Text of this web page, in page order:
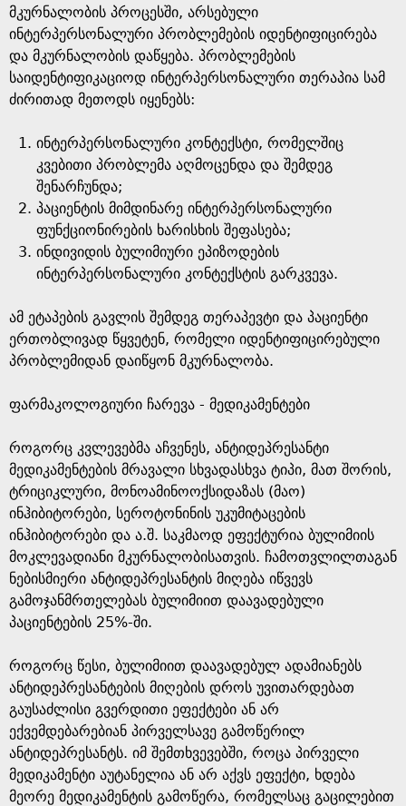
მკურნალობის პროცესში, არსებული
ინტერპერსონალური პრობლემების იდენტიფიცირება
და მკურნალობის დაწყება. პრობლემების
საიდენტიფიკაციოდ ინტერპერსონალური თერაპია სამ
ძირითად მეთოდს იყენებს:
ინტერპერსონალური კონტექსტი, რომელშიც
კვებითი პრობლემა აღმოცენდა და შემდეგ
შენარჩუნდა;
პაციენტის მიმდინარე ინტერპერსონალური
ფუნქციონირების ხარისხის შეფასება;
ინდივიდის ბულიმიური ეპიზოდების
ინტერპერსონალური კონტექსტის გარკვევა.
ამ ეტაპების გავლის შემდეგ თერაპევტი და პაციენტი
ერთობლივად წყვეტენ, რომელი იდენტიფიცირებული
პრობლემიდან დაიწყონ მკურნალობა.
ფარმაკოლოგიური ჩარევა - მედიკამენტები
როგორც კვლევებმა აჩვენეს, ანტიდეპრესანტი
მედიკამენტების მრავალი სხვადასხვა ტიპი, მათ შორის,
ტრიციკლური, მონოამინოოქსიდაზას (მაო)
ინჰიბიტორები, სეროტონინის უკუმიტაცების
ინჰიბიტორები და ა.შ. საკმაოდ ეფექტურია ბულიმიის
მოკლევადიანი მკურნალობისათვის. ჩამოთვლილთაგან
ნებისმიერი ანტიდეპრესანტის მიღება იწვევს
გამოჯანმრთელებას ბულიმიით დაავადებული
პაციენტების 25%-ში.
როგორც წესი, ბულიმიით დაავადებულ ადამიანებს
ანტიდეპრესანტების მიღების დროს უვითარდებათ
გაუსაძლისი გვერდითი ეფექტები ან არ
ექვემდებარებიან პირველსავე გამოწერილ
ანტიდეპრესანტს. იმ შემთხვევებში, როცა პირველი
მედიკამენტი აუტანელია ან არ აქვს ეფექტი, ხდება
მეორე მედიკამენტის გამოწერა, რომელსაც გაცილებით